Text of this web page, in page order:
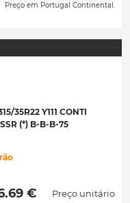
Preço em Portugal Continental.
35R22 Y111 CONTI
(*) B-B-B-75
€ Preço unitário